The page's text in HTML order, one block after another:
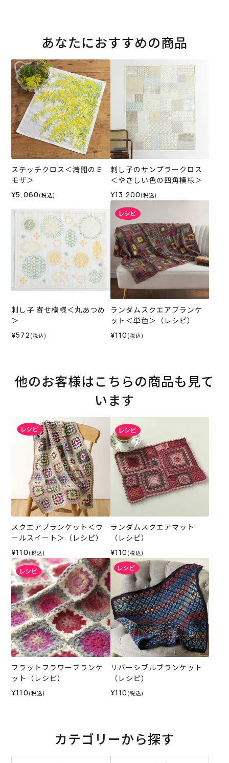
あなたにおすすめの商品
ステッチクロス＜満開のミ
モザ＞
¥5,060 (税込)
刺し子のサンプラークロス
＜やさしい色の四角模様＞
¥13,200 (税込)
刺し子 寄せ模様＜丸あつめ
＞
¥572 (税込)
ランダムスクエアブランケ
ット＜単色＞（レシピ）
¥110 (税込)
他のお客様はこちらの商品も見て
います
スクエアブランケット＜ウ
ールスイート＞（レシピ）
¥110 (税込)
ランダムスクエアマット
（レシピ）
¥110 (税込)
フラットフラワーブランケ
ット（レシピ）
¥110 (税込)
リバーシブルブランケット
（レシピ）
¥110 (税込)
カテゴリーから探す